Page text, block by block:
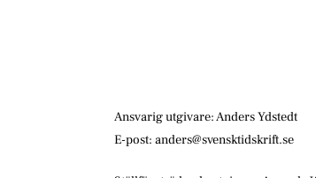
Ansvarig utgivare: Anders Ydstedt
E-post: anders@svensktidskrift.se